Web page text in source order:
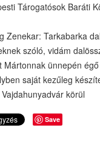
Tárogatósok Baráti
Zenekar: Tarkabarka
szóló, vidám
Mártonnak ünnepén
saját kezűleg
körül
Save